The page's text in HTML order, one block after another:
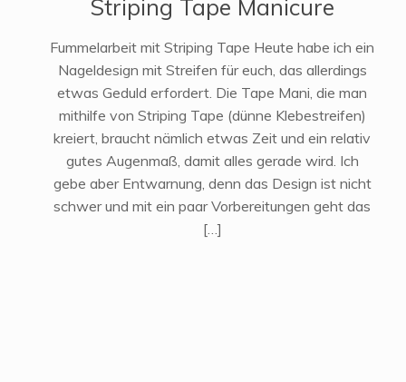
Striping Tape Manicure
Fummelarbeit mit Striping Tape Heute habe ich ein
Nageldesign mit Streifen für euch, das allerdings
etwas Geduld erfordert. Die Tape Mani, die man
mithilfe von Striping Tape (dünne Klebestreifen)
kreiert, braucht nämlich etwas Zeit und ein relativ
gutes Augenmaß, damit alles gerade wird. Ich
gebe aber Entwarnung, denn das Design ist nicht
schwer und mit ein paar Vorbereitungen geht das
[…]